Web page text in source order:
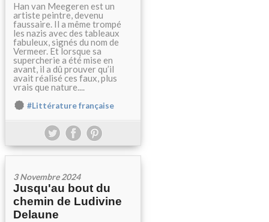
Han van Meegeren est un
artiste peintre, devenu
faussaire. Il a même trompé
les nazis avec des tableaux
fabuleux, signés du nom de
Vermeer. Et lorsque sa
supercherie a été mise en
avant, il a dû prouver qu’il
avait réalisé ces faux, plus
vrais que nature....
#Littérature française
3 Novembre 2024
Jusqu'au bout du
chemin de Ludivine
Delaune